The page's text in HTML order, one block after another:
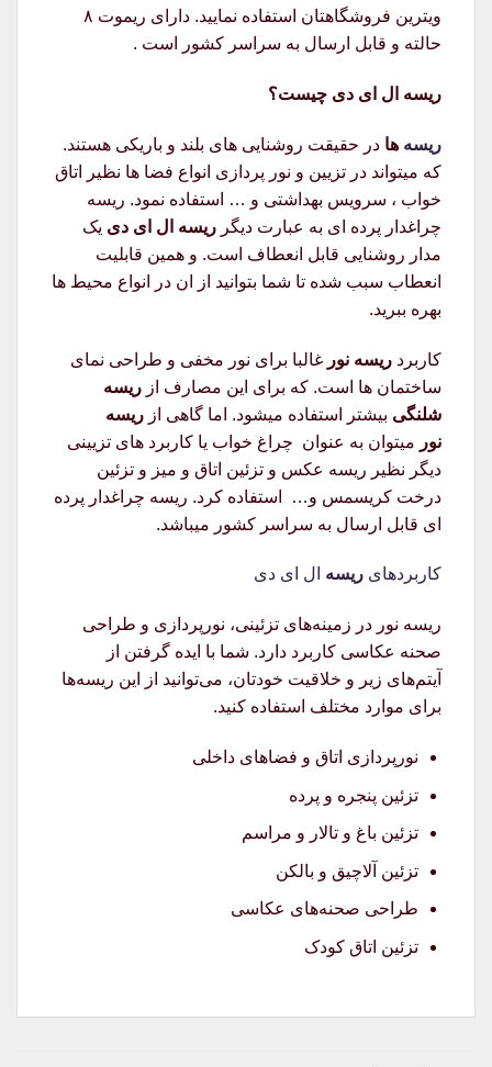
ویترین فروشگاهتان استفاده نمایید. دارای ریموت ۸
حالته و قابل ارسال به سراسر کشور است .
ریسه ال ای دی چیست؟
ریسه ها در حقیقت روشنایی های بلند و باریکی هستند.
که میتواند در تزیین و نور پردازی انواع فضا ها نظیر اتاق
خواب ، سرویس بهداشتی و … استفاده نمود. ریسه
چراغدار پرده ای به عبارت دیگر ریسه ال ای دی یک
مدار روشنایی قابل انعطاف است. و همین قابلیت
انعطاب سبب شده تا شما بتوانید از ان در انواع محیط ها
بهره ببرید.
کاربرد ریسه نور غالبا برای نور مخفی و طراحی نمای
ساختمان ها است. که برای این مصارف از ریسه
شلنگی بیشتر استفاده میشود. اما گاهی از ریسه
نور میتوان به عنوان چراغ خواب یا کاربرد های تزیینی
دیگر نظیر ریسه عکس و تزئین اتاق و میز و تزئین
درخت کریسمس و… استفاده کرد. ریسه چراغدار پرده
ای قابل ارسال به سراسر کشور میباشد.
کاربردهای ریسه ال ای دی
ریسه نور در زمینه‌های تزئینی، نورپردازی و طراحی
صحنه عکاسی کاربرد دارد. شما با ایده گرفتن از
آیتم‌های زیر و خلاقیت خودتان، می‌توانید از این ریسه‌ها
برای موارد مختلف استفاده کنید.
نورپردازی اتاق و فضاهای داخلی
تزئین پنجره و پرده
تزئین باغ و تالار و مراسم
تزئین آلاچیق و بالکن
طراحی صحنه‌های عکاسی
تزئین اتاق کودک